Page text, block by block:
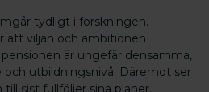
tydligt i forskningen.
att viljan och ambitionen
är ungefär densamma,
utbildningsnivå. Däremot ser
sist fullföljer sina planer.